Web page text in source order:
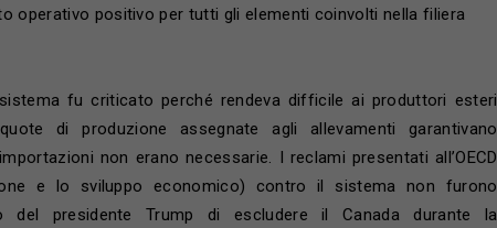
operativo positivo per tutti gli elementi coinvolti nella filiera
fu criticato perché rendeva difficile ai produttori esteri
di produzione assegnate agli allevamenti garantivano
non erano necessarie. I reclami presentati all’OECD
e lo sviluppo economico) contro il sistema non furono
presidente Trump di escludere il Canada durante la